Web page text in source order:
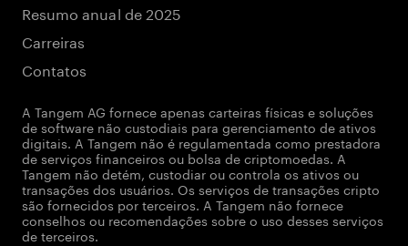
Resumo anual de 2025
Carreiras
Contatos
A Tangem AG fornece apenas carteiras físicas e soluções
de software não custodiais para gerenciamento de ativos
digitais. A Tangem não é regulamentada como prestadora
de serviços financeiros ou bolsa de criptomoedas. A
Tangem não detém, custodiar ou controla os ativos ou
transações dos usuários. Os serviços de transações cripto
são fornecidos por terceiros. A Tangem não fornece
conselhos ou recomendações sobre o uso desses serviços
de terceiros.